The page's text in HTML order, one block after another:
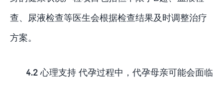
查、尿液检查等医生会根据检查结果及时调整治疗
方案。
4.2 心理支持 代孕过程中，代孕母亲可能会面临